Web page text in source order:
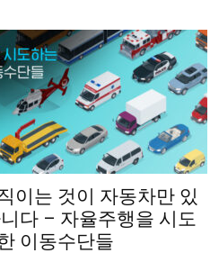
이는 것이 자동차만 있
다 – 자율주행을 시도
이동수단들